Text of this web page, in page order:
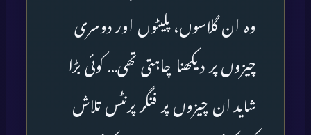
وہ ان گلاسوں، پلیٹوں اور دوسری
چیزوں پر دیکھنا چاہتی تھی… کوئی بڑا
شاید ان چیزوں پر فنگر پرنٹس تلاش